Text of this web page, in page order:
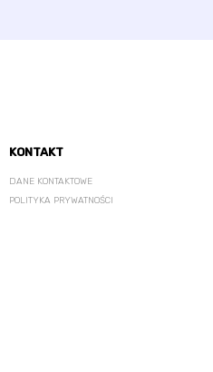
KONTAKT
DANE KONTAKTOWE
POLITYKA PRYWATNOŚCI